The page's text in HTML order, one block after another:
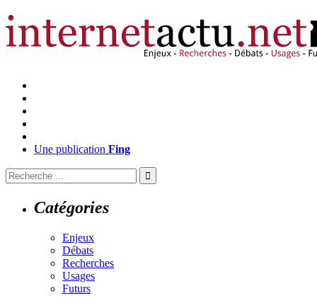
Une publication Fing
Catégories
Enjeux
Débats
Recherches
Usages
Futurs